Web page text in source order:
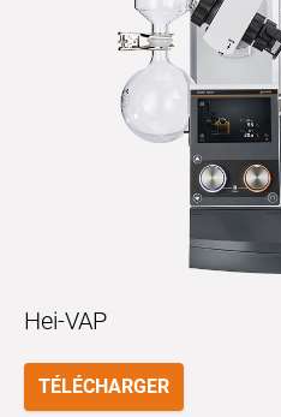
Hei-VAP
TÉLÉCHARGER